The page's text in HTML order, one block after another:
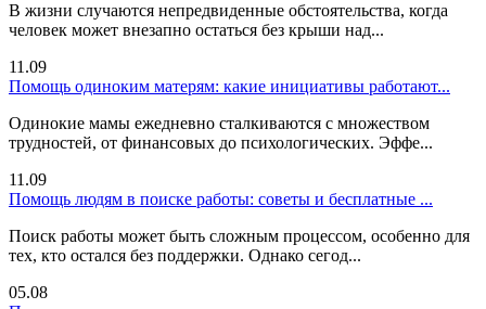
В жизни случаются непредвиденные обстоятельства, когда
человек может внезапно остаться без крыши над...
11.09
Помощь одиноким матерям: какие инициативы работают...
Одинокие мамы ежедневно сталкиваются с множеством
трудностей, от финансовых до психологических. Эффе...
11.09
Помощь людям в поиске работы: советы и бесплатные ...
Поиск работы может быть сложным процессом, особенно для
тех, кто остался без поддержки. Однако сегод...
05.08